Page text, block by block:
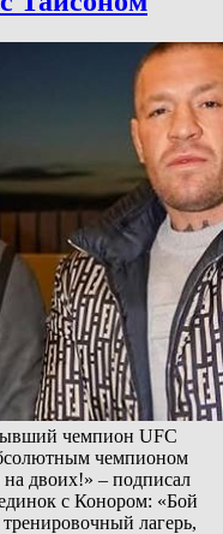
чемпион UFC
чемпионом
двоих!» – подписал
с Конором: «Бой
лагерь,